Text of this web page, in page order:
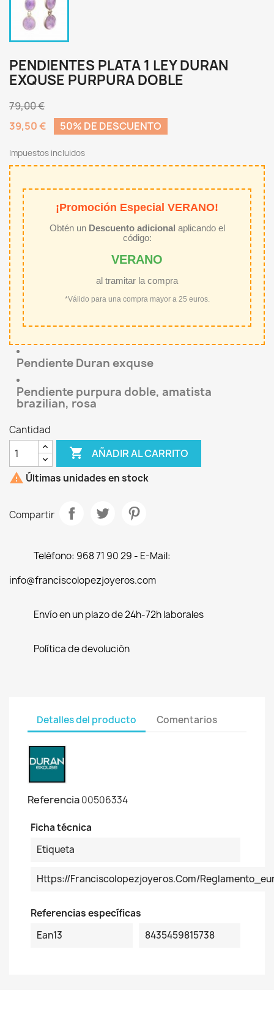
PENDIENTES PLATA 1 LEY DURAN
EXQUSE PURPURA DOBLE
79,00 €
39,50 €
50% DE DESCUENTO
Impuestos incluidos
¡Promoción Especial VERANO!
Obtén un Descuento adicional aplicando el
código:
VERANO
al tramitar la compra
*Válido para una compra mayor a 25 euros.
Pendiente Duran exquse
Pendiente purpura doble, amatista
brazilian, rosa
Cantidad
 AÑADIR AL CARRITO
 Últimas unidades en stock
Compartir
Teléfono: 968 71 90 29 - E-Mail:
info@franciscolopezjoyeros.com
Envío en un plazo de 24h-72h laborales
Política de devolución
Detalles del producto Comentarios
Referencia00506334
Ficha técnica
Etiqueta
Https://franciscolopezjoyeros.com/
Referencias específicas
Ean13
8435459815738